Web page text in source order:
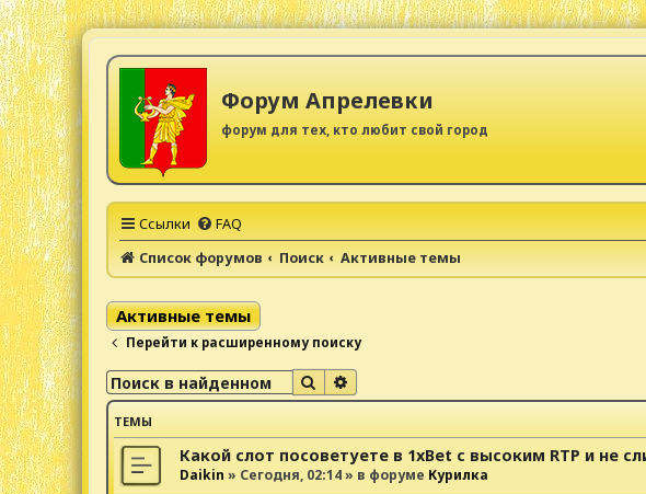
Форум Апрелевки
форум для тех, кто любит свой город
Ссылки FAQ
Список форумов
Поиск Активные темы
Активные темы
Перейти к расширенному поиску
Поиск
ТЕМЫ
Какой слот посоветуете в 1xBet с высоким RTP и не
Daikin » Сегодня, 02:14» в форуме Курилка